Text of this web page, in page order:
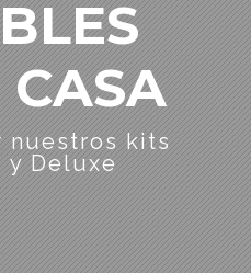
nuestros kits
y Deluxe